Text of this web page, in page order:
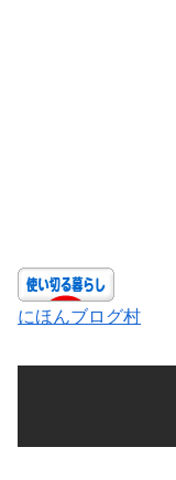
にほんブログ村